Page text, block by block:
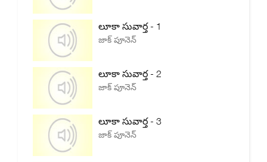
లూకా సువార్త - 1
జాక్ పూనెన్
లూకా సువార్త - 2
జాక్ పూనెన్
లూకా సువార్త - 3
జాక్ పూనెన్